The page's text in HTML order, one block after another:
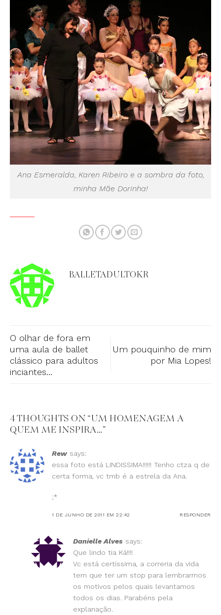
Ana Esmeralda, Karen Ribeiro e a sombra da foto,
minha Mãe Dorinha!
BALLETADULTOKR
O olhar de fora em
uma aula de ballet
clássico para adultos
inciantes…
Um pouquinho de mim
por Mia Lopes!
4 THOUGHTS ON “UM HOMENAGEM A
QUEM ME INSPIRA…”
Rew says:
essa foto está LINDISSIMA!!!!!! Tenho ctza q de
certa forma, vc tmb é a estrela da Ana.
;*
1 DE JUNHO DE 2011 EM 22:42 RESPONDER
Danielle Alves says:
Que lindo tia Ká!!!!
Vc está certíssima, a correria da vida
tem que ter um stop para lembrarmos
os motivos pelos quais levantamos
todos os dias. Parabéns pela
explanação.